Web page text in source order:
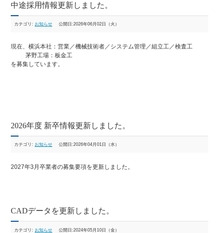
中途採用情報更新しました。
カテゴリ: お知らせ 公開日:2026年06月02日（火）
現在、横浜本社：営業／機械技術者／システム管理／組立工／検査工
茅野工場：板金工
を募集しています。
2026年度 新卒情報更新しました。
カテゴリ: お知らせ 公開日:2026年04月01日（水）
2027年3月卒業者の募集要項を更新しました。
CADデータを更新しました。
カテゴリ: お知らせ 公開日:2024年05月10日（金）